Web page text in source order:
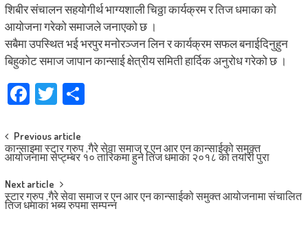
शिबीर संचालन सहयोगीर्थ भाग्यशाली चिठ्ठा कार्यक्रम र तिज धमाका को
आयोजना गरेको समाजले जनाएको छ ।
सबैमा उपस्थित भई भरपुर मनोरञ्जन लिन र कार्यक्रम सफल बनाईदिनुहुन
बिहुकोट समाज जापान कान्साई क्षेत्रीय समिती हार्दिक अनुरोध गरेको छ ।
Facebook
TwitterShare
Post
navigation
Previous article
कान्साइमा स्टार ग्रुप ,गैरे सेवा समाज र एन आर एन कान्साईको समुक्त
आयोजनामा सेप्ट्म्बर १० तारिकमा हुने तिज धमाका २०१८ को तयारी पुरा
Next article
स्टार ग्रुप ,गैरे सेवा समाज र एन आर एन कान्साईको समुक्त आयोजनामा संचालित
तिज धमाका भब्य रुपमा सम्पन्न